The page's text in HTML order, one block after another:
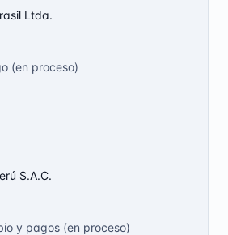
Ltda.
(en proceso)
S.A.C.
y pagos (en proceso)